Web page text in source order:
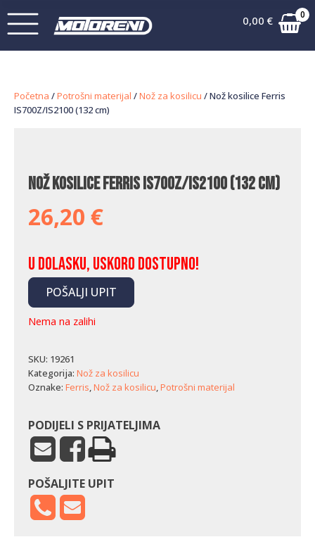
0,00 € 0
Početna /Potrošni materijal /Nož za kosilicu / Nož kosilice Ferris
IS700Z/IS2100 (132 cm)
Nož kosilice Ferris IS700Z/IS2100 (132 cm)
26,20 €
U dolasku, uskoro dostupno!
POŠALJI UPIT
Nema na zalihi
SKU: 19261
Kategorija: Nož za kosilicu
Oznake: Ferris,Nož za kosilicu,Potrošni materijal
PODIJELI S PRIJATELJIMA
POŠALJITE UPIT